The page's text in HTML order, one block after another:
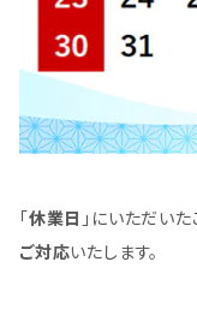
「休業日 」にいただい
ご対応いたします。